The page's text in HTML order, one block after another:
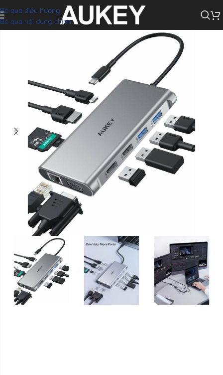
Bỏ qua điều hướng
Bỏ qua nội dung chính
A3.0 + 2*USB-A2.0 + 1*Type-C PD100W + 1*SD/TF + 1*RJ-45 1Gbps)